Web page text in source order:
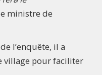
ministre de
l’enquête, il a
village pour faciliter